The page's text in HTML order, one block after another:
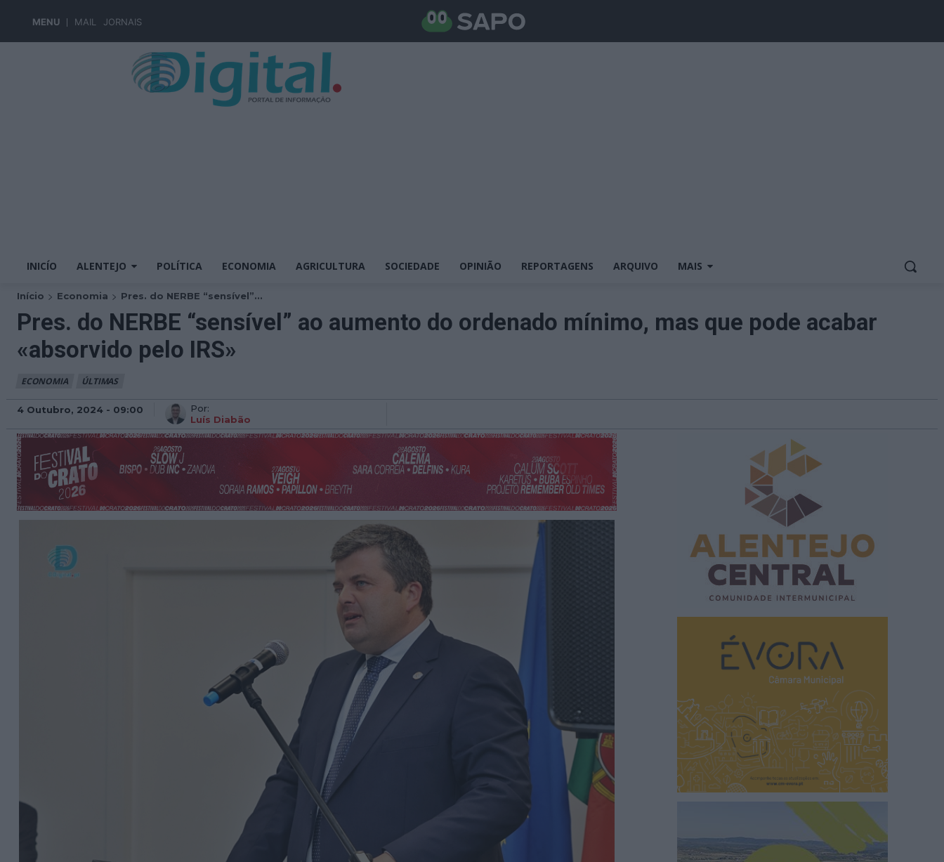
MENU MAIL JORNAIS
INICÍO ALENTEJO POLÍTICA ECONOMIA AGRICULTURA SOCIEDADE OPINIÃO REPORTAGENS ARQUIVO MAIS
Início Economia Pres. do NERBE “sensível”...
Pres. do NERBE “sensível” ao aumento do ordenado mínimo, mas que pode acabar
«absorvido pelo IRS»
ECONOMIA ÚLTIMAS
4 Outubro, 2024 - 09:00
Por:
Luís Diabão